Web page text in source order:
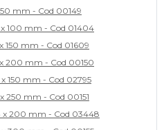
mm - Cod 00149
100 mm - Cod 01404
150 mm - Cod 01609
200 mm - Cod 00150
150 mm - Cod 02795
250 mm - Cod 00151
x 200 mm - Cod 03448